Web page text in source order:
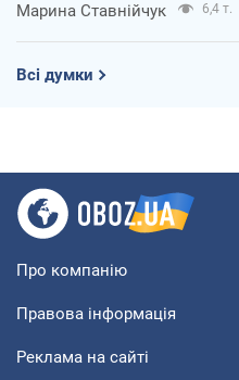
Марина Ставнійчук 6,4 т.
Всі думки
Про компанію
Правова інформація
Реклама на сайті